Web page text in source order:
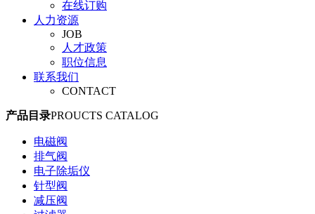
在线订购
人力资源
JOB
人才政策
职位信息
联系我们
CONTACT
产品目录PROUCTS CATALOG
电磁阀
排气阀
电子除垢仪
针型阀
减压阀